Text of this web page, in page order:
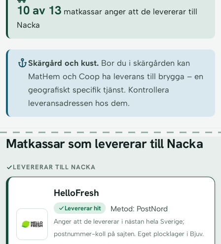
10 av 13 matkassar anger att de levererar till
Nacka
Skärgård och kust.Bor du i skärgården kan
MatHem och Coop ha leverans till brygga – en
geografiskt specifik tjänst. Kontrollera
leveransadressen hos dem.
Matkassar som levererar till Nacka
LEVERERAR TILL NACKA
HelloFresh
Levererar hit Metod: PostNord
Anger att de levererar i nästan hela Sverige;
postnummer-koll på sajten. Eget plocklager i Bjuv.